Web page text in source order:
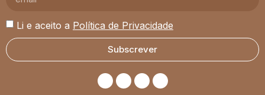
Li e aceito a Política de Privacidade
Subscrever